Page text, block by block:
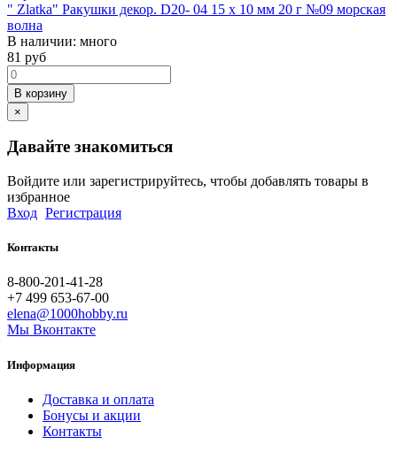
" Zlatka" Ракушки декор. D20- 04 15 x 10 мм 20 г №09 морская
волна
В наличии: много
81 руб
В корзину
×
Давайте знакомиться
Войдите или зарегистрируйтесь, чтобы добавлять товары в
избранное
Вход Регистрация
Контакты
8-800-201-41-28
+7 499 653-67-00
elena@1000hobby.ru
Мы Вконтакте
Информация
Доставка и оплата
Бонусы и акции
Контакты